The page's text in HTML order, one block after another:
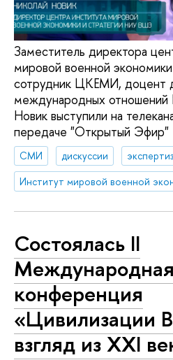
Заместитель директора
мировой военной
сотрудник ЦКЕМИ, доцент
международных
Новик выступили на
передаче "Открытый Эфир"
СМИ дискуссии
Состоялась II
конференция
«Цивилизации
взгляд из XXI